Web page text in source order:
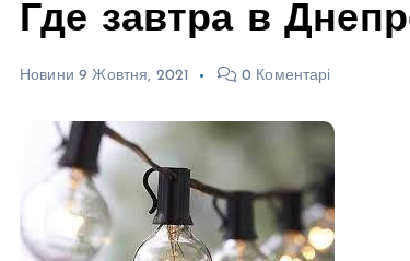
Где завтра в
Новини 9 Жовтня, 2021 0 Коментарі